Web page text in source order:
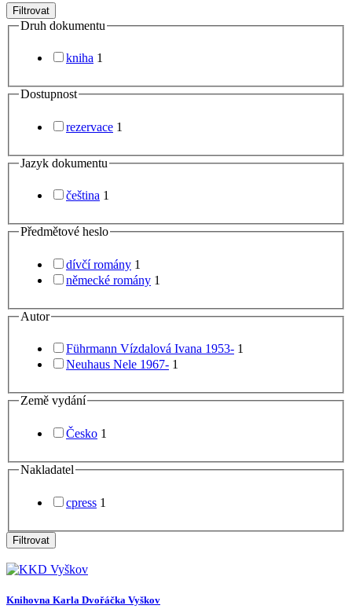
Filtrovat
Druh dokumentu
kniha 1
Dostupnost
rezervace 1
Jazyk dokumentu
čeština 1
Předmětové heslo
dívčí romány 1
německé romány 1
Autor
Führmann Vízdalová Ivana 1953- 1
Neuhaus Nele 1967- 1
Země vydání
Česko 1
Nakladatel
cpress 1
Filtrovat
Knihovna Karla Dvořáčka Vyškov